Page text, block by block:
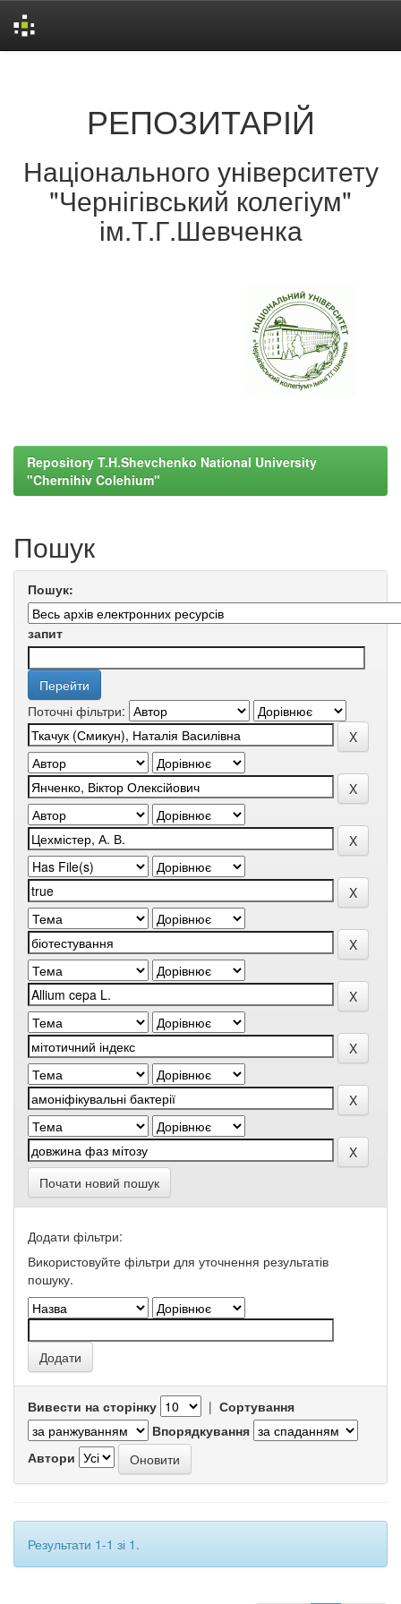
РЕПОЗИТАРІЙ
Національного університету
"Чернігівський колегіум"
ім.Т.Г.Шевченка
Repository T.H.Shevchenko National University
"Chernihiv Colehium"
Пошук
Пошук:
запит
Поточні фільтри:
Почати новий пошук
Додати фільтри:
Використовуйте фільтри для уточнення результатів
пошуку.
Вивести на сторінку | Сортування
Впорядкування
Автори
Результати 1-1 зі 1.